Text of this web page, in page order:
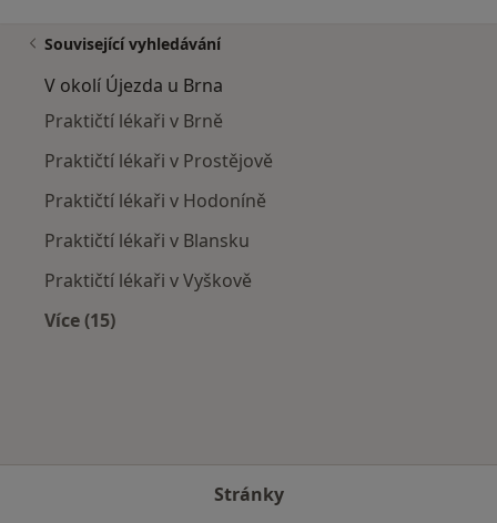
Související vyhledávání
V okolí Újezda u Brna
Praktičtí lékaři v Brně
Praktičtí lékaři v Prostějově
Praktičtí lékaři v Hodoníně
Praktičtí lékaři v Blansku
Praktičtí lékaři v Vyškově
Více (15)
Stránky